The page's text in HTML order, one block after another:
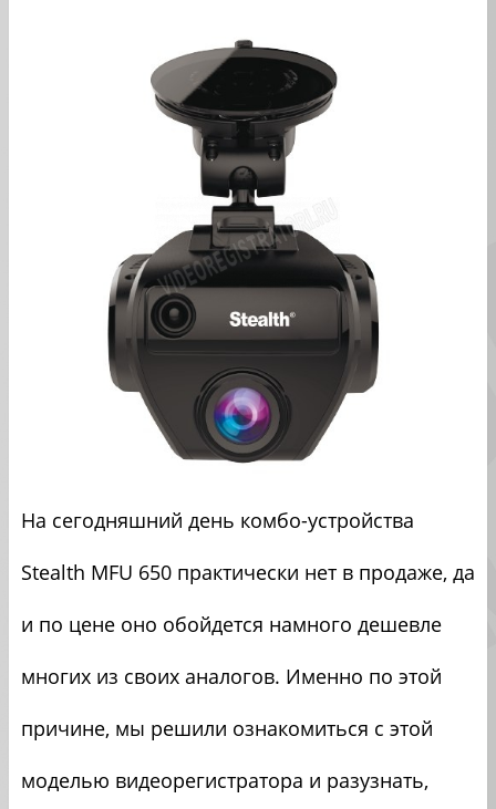
На сегодняшний день комбо-устройства
Stealth MFU 650 практически нет в продаже, да
и по цене оно обойдется намного дешевле
многих из своих аналогов. Именно по этой
причине, мы решили ознакомиться с этой
моделью видеорегистратора и разузнать,